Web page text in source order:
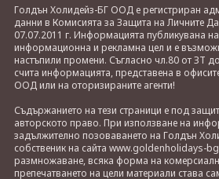
Голдън Холидейз-БГ ООД е регистриран
данни в Комисията за Защита на Личните
07.07.2011 г. Информацията публикувана на
информационна и рекламна цел и е
настъпили промени. Съгласно чл.80 от ЗТ
счита информацията, представена в
ООД или на оторизираните агенти!
Съдържанието на тези страници е под
авторското право. При използване на
задължително позоваването на Голдън
собственик на сайта www.goldenholidays-
размножаване, всяка форма на
препечатването на цели материали става